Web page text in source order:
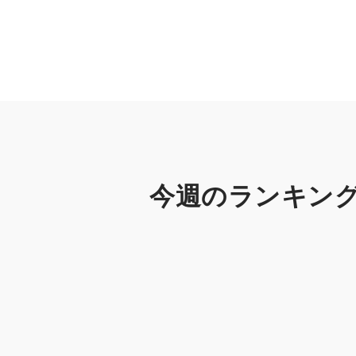
今週のランキン